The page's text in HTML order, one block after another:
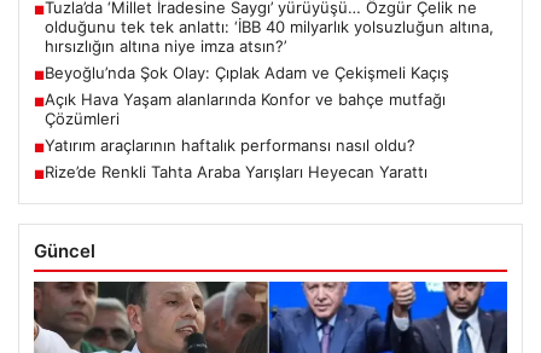
■Tuzla’da ‘Millet İradesine Saygı’ yürüyüşü… Özgür Çelik ne
olduğunu tek tek anlattı: ‘İBB 40 milyarlık yolsuzluğun altına,
hırsızlığın altına niye imza atsın?’
■Beyoğlu’nda Şok Olay: Çıplak Adam ve Çekişmeli Kaçış
■Açık Hava Yaşam alanlarında Konfor ve bahçe mutfağı
Çözümleri
■Yatırım araçlarının haftalık performansı nasıl oldu?
■Rize’de Renkli Tahta Araba Yarışları Heyecan Yarattı
Güncel